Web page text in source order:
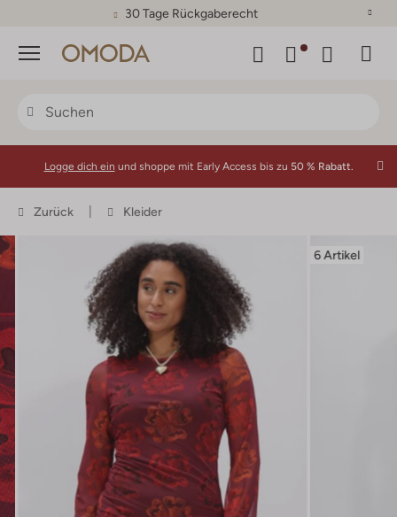
30 Tage Rückgaberecht
Menü
Logge dich ein und shoppe mit Early Access bis zu 50 % Rabatt.
Zurück Kleider
6 Artikel